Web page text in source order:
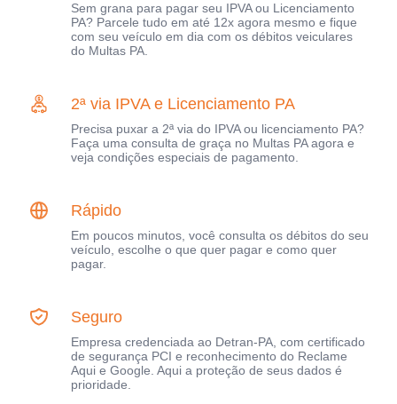
Sem grana para pagar seu IPVA ou Licenciamento
PA? Parcele tudo em até 12x agora mesmo e fique
com seu veículo em dia com os débitos veiculares
do Multas PA.
2ª via IPVA e Licenciamento PA
Precisa puxar a 2ª via do IPVA ou licenciamento PA?
Faça uma consulta de graça no Multas PA agora e
veja condições especiais de pagamento.
Rápido
Em poucos minutos, você consulta os débitos do seu
veículo, escolhe o que quer pagar e como quer
pagar.
Seguro
Empresa credenciada ao Detran-PA, com certificado
de segurança PCI e reconhecimento do Reclame
Aqui e Google. Aqui a proteção de seus dados é
prioridade.